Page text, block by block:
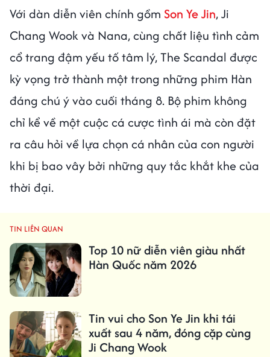
Với dàn diễn viên chính gồm Son Ye Jin, Ji
Chang Wook và Nana, cùng chất liệu tình cảm
cổ trang đậm yếu tố tâm lý, The Scandal được
kỳ vọng trở thành một trong những phim Hàn
đáng chú ý vào cuối tháng 8. Bộ phim không
chỉ kể về một cuộc cá cược tình ái mà còn đặt
ra câu hỏi về lựa chọn cá nhân của con người
khi bị bao vây bởi những quy tắc khắt khe của
thời đại.
TIN LIÊN QUAN
Top 10 nữ diễn viên giàu nhất
Hàn Quốc năm 2026
Tin vui cho Son Ye Jin khi tái
xuất sau 4 năm, đóng cặp cùng
Ji Chang Wook